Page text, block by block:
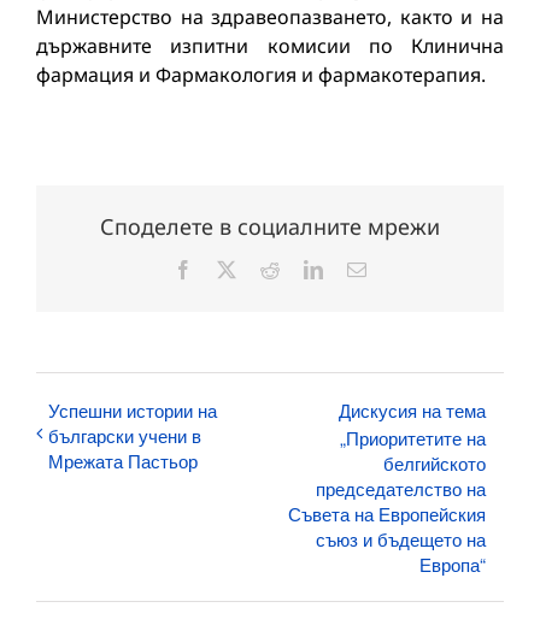
Министерство на здравеопазването, както и на
държавните изпитни комисии по Клинична
фармация и Фармакология и фармакотерапия.
Споделете в социалните мрежи
Facebook RedditLinkedInЕлектронна
Успешни истории на
български учени в
Мрежата Пастьор
Дискусия на тема
„Приоритетите на
белгийското
председателство на
Съвета на Европейския
съюз и бъдещето на
Европа“